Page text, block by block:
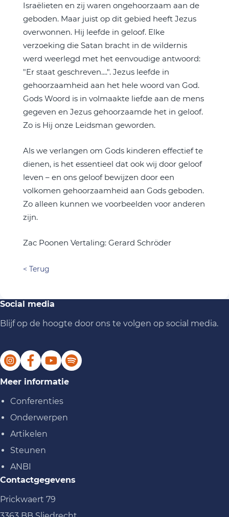
Israëlieten en zij waren ongehoorzaam aan de
geboden. Maar juist op dit gebied heeft Jezus
overwonnen. Hij leefde in geloof. Elke
verzoeking die Satan bracht in de wildernis
werd weerlegd met het eenvoudige antwoord:
"Er staat geschreven....". Jezus leefde in
gehoorzaamheid aan het hele woord van God.
Gods Woord is in volmaakte liefde aan de mens
gegeven en Jezus gehoorzaamde het in geloof.
Zo is Hij onze Leidsman geworden.
Als we verlangen om Gods kinderen effectief te
dienen, is het essentieel dat ook wij door geloof
leven – en ons geloof bewijzen door een
volkomen gehoorzaamheid aan Gods geboden.
Zo alleen kunnen we voorbeelden voor anderen
zijn.
Zac Poonen Vertaling: Gerard Schröder
< Terug
Social media
Blijf op de hoogte door ons te volgen op social media.
Meer informatie
Conferenties
Onderwerpen
Artikelen
Steunen
ANBI
Contactgegevens
Prickwaert 79